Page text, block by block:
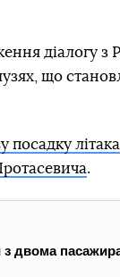
діалогу з
що
посадку літака
.
з двома